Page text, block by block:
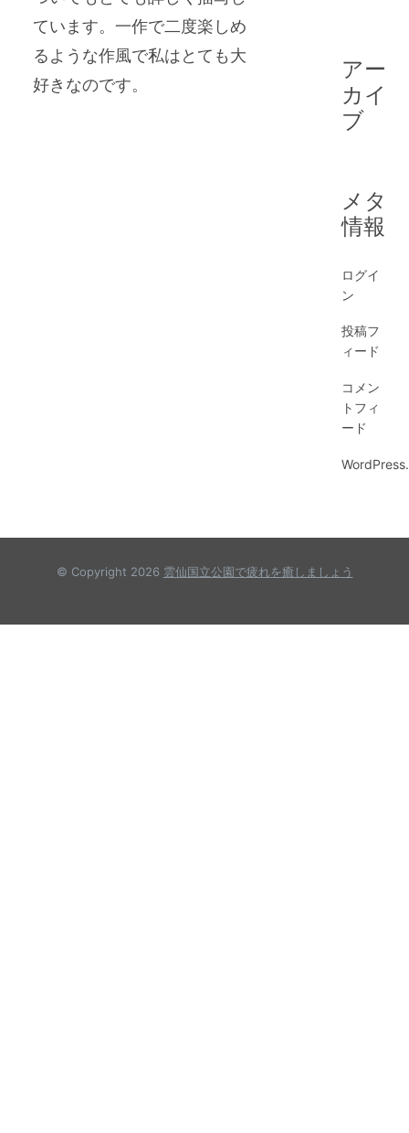
ています。一作で二度楽しめ
るような作風で私はとても大
好きなのです。
アー
カイ
ブ
メタ
情報
ログイ
ン
投稿フ
ィード
コメン
トフィ
ード
© Copyright 2026 雲仙国立公園で疲れを癒しましょう